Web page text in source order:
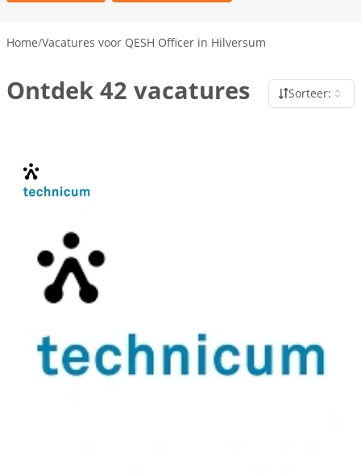
Home/Vacatures voor QESH Officer in Hilversum
Ontdek 42 vacatures Sorteer: